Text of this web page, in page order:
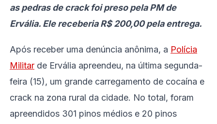
as pedras de crack foi preso pela PM de
Ervália. Ele receberia R$ 200,00 pela entrega.
Após receber uma denúncia anônima, a Polícia
Militar de Ervália apreendeu, na última segunda-
feira (15), um grande carregamento de cocaína e
crack na zona rural da cidade. No total, foram
apreendidos 301 pinos médios e 20 pinos